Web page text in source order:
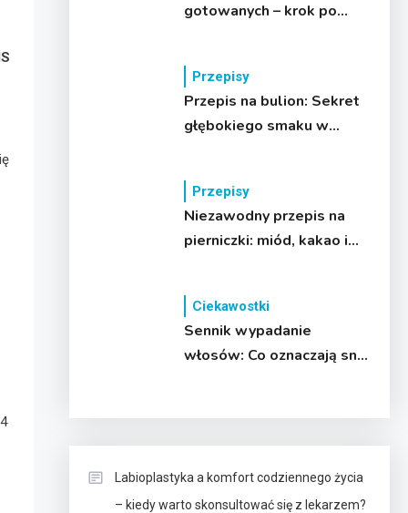
gotowanych – krok po
Przepisy
Przepis na bulion: Sekret
głębokiego smaku w
Przepisy
Niezawodny przepis na
pierniczki: miód, kakao i
Ciekawostki
Sennik wypadanie
włosów: Co oznaczają sny
Labioplastyka a komfort codziennego życia
– kiedy warto skonsultować się z lekarzem?